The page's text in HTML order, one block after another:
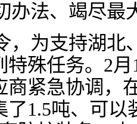
办法、竭尽最
，为支持湖北
殊任务。 2
商紧急协调，
了1.5吨、可以